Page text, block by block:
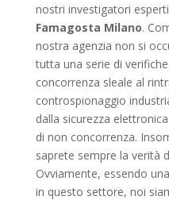
nostri investigatori
Famagosta Milano.
nostra agenzia non si
tutta una serie di
concorrenza sleale al
controspionaggio
dalla sicurezza
di non concorrenza.
saprete sempre la verità
Ovviamente, essendo
in questo settore, noi